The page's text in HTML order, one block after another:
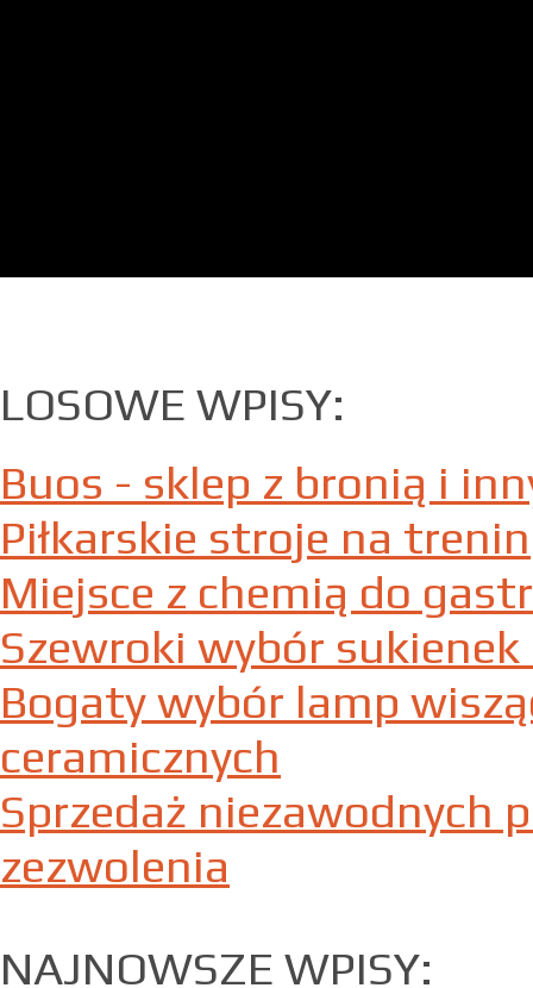
LOSOWE WPISY:
Buos - sklep z bronią i
Piłkarskie stroje na
Miejsce z chemią do
Szewroki wybór
Bogaty wybór lamp
ceramicznych
Sprzedaż niezawodnych
zezwolenia
NAJNOWSZE WPISY: